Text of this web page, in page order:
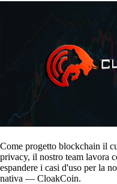
Come progetto blockchain il
privacy, il nostro team lavora
espandere i casi d'uso per la
nativa — CloakCoin.